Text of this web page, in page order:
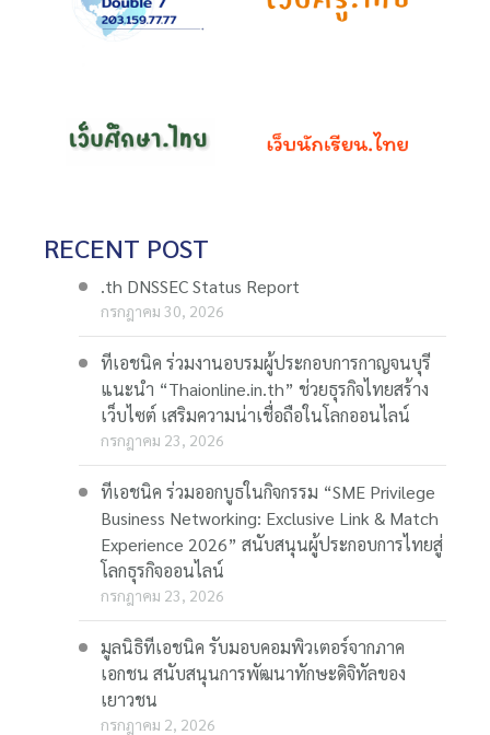
RECENT POST
.th DNSSEC Status Report
กรกฎาคม 30, 2026
ทีเอชนิค ร่วมงานอบรมผู้ประกอบการกาญจนบุรี
แนะนำ “Thaionline.in.th” ช่วยธุรกิจไทยสร้าง
เว็บไซต์ เสริมความน่าเชื่อถือในโลกออนไลน์
กรกฎาคม 23, 2026
ทีเอชนิค ร่วมออกบูธในกิจกรรม “SME Privilege
Business Networking: Exclusive Link & Match
Experience 2026” สนับสนุนผู้ประกอบการไทยสู่
โลกธุรกิจออนไลน์
กรกฎาคม 23, 2026
มูลนิธิทีเอชนิค รับมอบคอมพิวเตอร์จากภาค
เอกชน สนับสนุนการพัฒนาทักษะดิจิทัลของ
เยาวชน
กรกฎาคม 2, 2026